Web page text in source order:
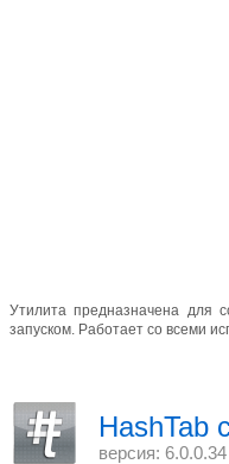
Утилита предназначена для
запуском. Работает со всеми
HashTab
версия: